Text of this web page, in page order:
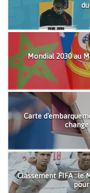
Mondial 2030 au
Carte
Classement FIFA : le